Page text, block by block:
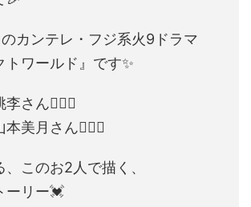
カンテレ・フジ系火9ドラマ
トワールド』です✨
さん🙋🏻‍♂️
美月さん🙋🏻‍♀️
このお2人で描く、
ーリー💓